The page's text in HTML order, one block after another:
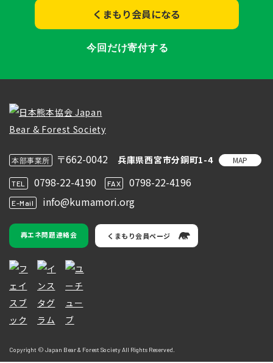
くまもり会員になる
今回だけ寄付する
本部事業所 〒662-0042 兵庫県西宮市分銅町1-4 MAP
TEL 0798-22-4190 FAX 0798-22-4196
E-Mail info@kumamori.org
再エネ問題連絡会 くまもり会員ページ
Copyright © Japan Bear & Forest Society All Rights Reserved.